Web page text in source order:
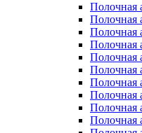
Полочная
Полочная
Полочная
Полочная
Полочная
Полочная
Полочная
Полочная
Полочная
Полочная